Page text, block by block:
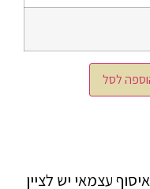
לסל
לאיסוף עצמאי יש לציין